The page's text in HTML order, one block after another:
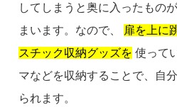
してしまうと奥に入ったもの
まいます。なので、
扉を上に
スチック収納グッズを 使って
マなどを収納することで、自
られます。